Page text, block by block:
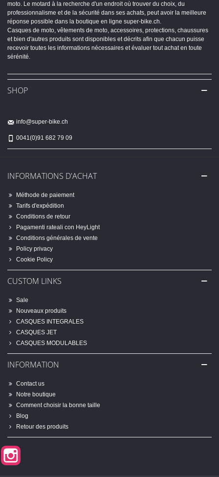
moto. Le motard à la recherche d'un endroit où trouver du choix, du
professionnalisme et de la sécurité dans ses achats, peut avoir la meilleure
réponse possible dans la boutique en ligne super-bike.ch.
Casques de moto, vêtements de moto, accessoires, protections, chaussures
et bien d'autres produits sont disponibles et décrits afin que chacun puisse
recevoir toutes les informations nécessaires et évaluer tout achat en toute
sérénité.
SHOP
info@super-bike.ch
0041(0)91 682 79 09
INFORMATIONS D'ACHAT
Méthode de paiement
Tarifs d'expédition
Conditions de retour
Pagamenti rateali con HeyLight
Conditions générales de vente
Policy privacy
Cookie Policy
CUSTOM LINKS
Sale
Nouveaux produits
CASQUES INTEGRALES
CASQUES JET
CASQUES MODULABLES
INFORMATION
Contact us
Notre boutique
Comment choisir la bonne taille
Blog
Retour des produits